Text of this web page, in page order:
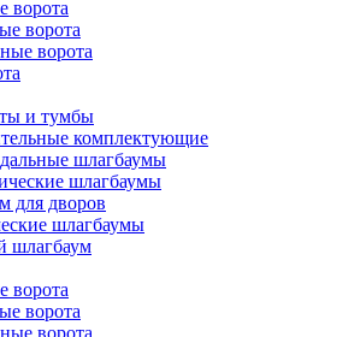
ворота
ворота
ворота
и тумбы
комплектующие
шлагбаумы
шлагбаумы
для дворов
шлагбаумы
шлагбаум
ворота
ворота
ворота